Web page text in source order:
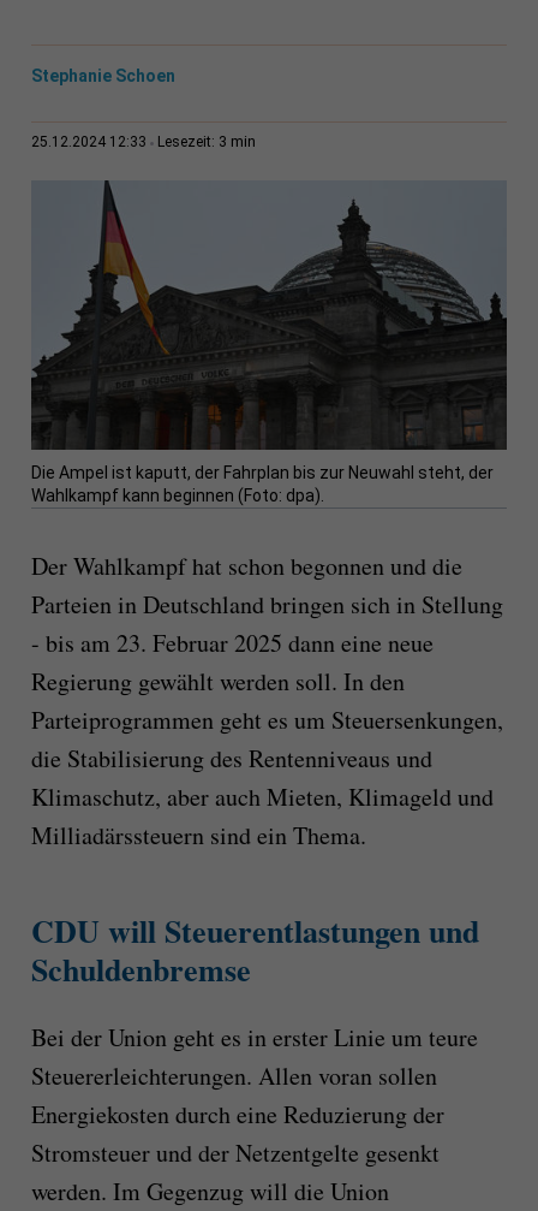
Stephanie Schoen
25.12.2024 12:33 Lesezeit: 3 min
Die Ampel ist kaputt, der Fahrplan bis zur Neuwahl steht, der
Wahlkampf kann beginnen (Foto: dpa).
Der Wahlkampf hat schon begonnen und die
Parteien in Deutschland bringen sich in Stellung
- bis am 23. Februar 2025 dann eine neue
Regierung gewählt werden soll. In den
Parteiprogrammen geht es um Steuersenkungen,
die Stabilisierung des Rentenniveaus und
Klimaschutz, aber auch Mieten, Klimageld und
Milliadärssteuern sind ein Thema.
CDU will Steuerentlastungen und
Schuldenbremse
Bei der Union geht es in erster Linie um teure
Steuererleichterungen. Allen voran sollen
Energiekosten durch eine Reduzierung der
Stromsteuer und der Netzentgelte gesenkt
werden. Im Gegenzug will die Union